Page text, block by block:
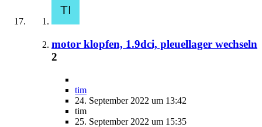
motor klopfen, 1.9dci, pleuellager wechseln
2
tim
24. September 2022 um 13:42
tim
25. September 2022 um 15:35